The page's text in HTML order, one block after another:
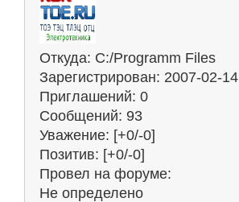
Откуда: C:/Programm Files
Зарегистрирован: 2007-02-14
Приглашений: 0
Сообщений: 93
Уважение: [+0/-0]
Позитив: [+0/-0]
Провел на форуме:
Не определено